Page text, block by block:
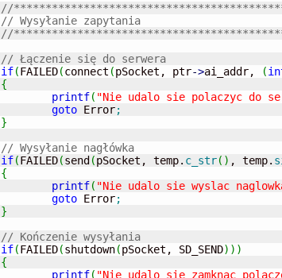
//
//
// Łączenie się do serwera
if(FAILED(connect (pSocket, ptr->ai_addr, (
{
printf( "Nie udalo sie polaczyc do
goto Error;
}
// Wysyłanie nagłówka
if(FAILED(send(pSocket, temp. c_str( ) , temp.
{
printf( "Nie udalo sie wyslac
goto Error;
}
// Kończenie wysyłania
if(FAILED(shutdown(pSocket, SD_SEND) ) )
{
printf( "Nie udalo sie zamknac